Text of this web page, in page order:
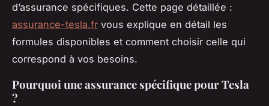
d’assurance spécifiques. Cette page détaillée :
assurance-tesla.fr vous explique en détail les
formules disponibles et comment choisir celle qui
correspond à vos besoins.
Pourquoi une assurance spécifique pour Tesla
?